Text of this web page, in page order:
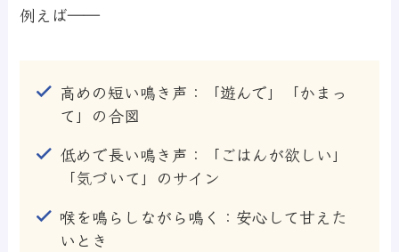
例えば――
高めの短い鳴き声：
「遊んで」「かまっ
て」の合図
低めで長い鳴き声：
「ごはんが欲しい」
「気づいて」のサイン
喉を鳴らしながら鳴く： 安心して甘えた
いとき